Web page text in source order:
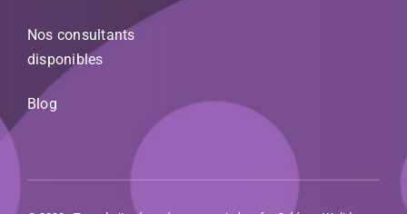
Nos consultants
disponibles
Blog